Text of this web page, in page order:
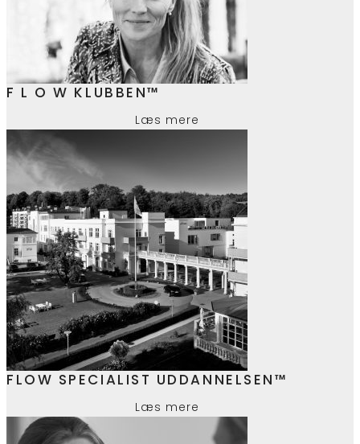
F L O W KLUBBEN™
Læs mere
FLOW SPECIALIST UDDANNELSEN™
Læs mere